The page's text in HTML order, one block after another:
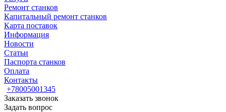
Ремонт станков
Капитальный ремонт станков
Карта поставок
Информация
Новости
Статьи
Паспорта станков
Оплата
Контакты
+78005001345
Заказать звонок
Задать вопрос